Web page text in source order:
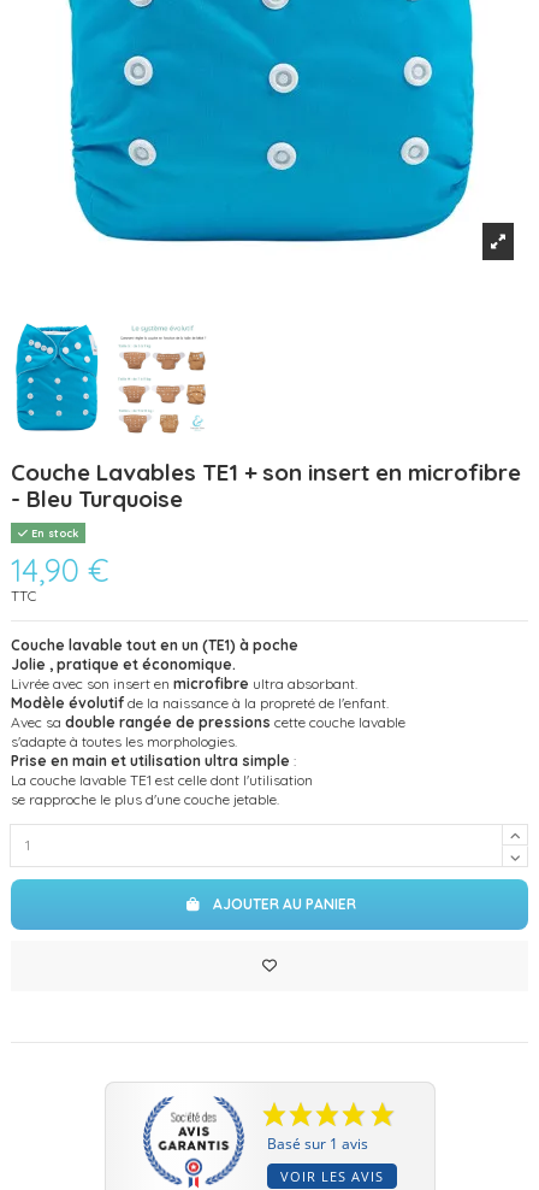
Couche Lavables TE1 + son insert en microfibre
- Bleu Turquoise
En stock
14,90 €
TTC
Couche lavable tout en un (TE1) à poche
Jolie , pratique et économique.
Livrée avec son insert en microfibre ultra absorbant.
Modèle évolutif de la naissance à la propreté de l'enfant.
Avec sa double rangée de pressions cette couche lavable
s'adapte à toutes les morphologies.
Prise en main et utilisation ultra simple :
La couche lavable TE1 est celle dont l'utilisation
se rapproche le plus d'une couche jetable.
AJOUTER AU PANIER
Basé sur 1 avis
VOIR LES AVIS